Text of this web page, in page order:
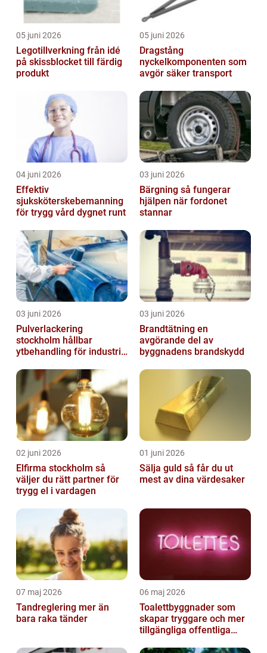
05 juni 2026
Legotillverkning från idé
på skissblocket till färdig
produkt
05 juni 2026
Dragstång
nyckelkomponenten som
avgör säker transport
04 juni 2026
Effektiv
sjuksköterskebemanning
för trygg vård dygnet runt
03 juni 2026
Bärgning så fungerar
hjälpen när fordonet
stannar
03 juni 2026
Pulverlackering
stockholm hållbar
ytbehandling för industri
03 juni 2026
Brandtätning en
avgörande del av
byggnadens brandskydd
02 juni 2026
Elfirma stockholm så
väljer du rätt partner för
trygg el i vardagen
01 juni 2026
Sälja guld så får du ut
mest av dina värdesaker
07 maj 2026
Tandreglering mer än
bara raka tänder
06 maj 2026
Toalettbyggnader som
skapar tryggare och mer
tillgängliga offentliga